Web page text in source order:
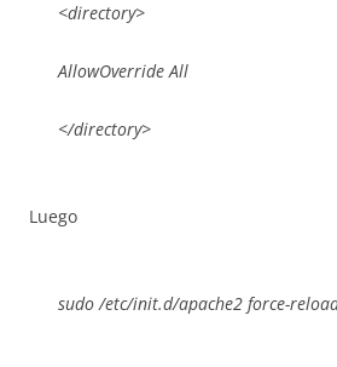
<directory>
AllowOverride All
</directory>
Luego
sudo /etc/init.d/apache2 force-